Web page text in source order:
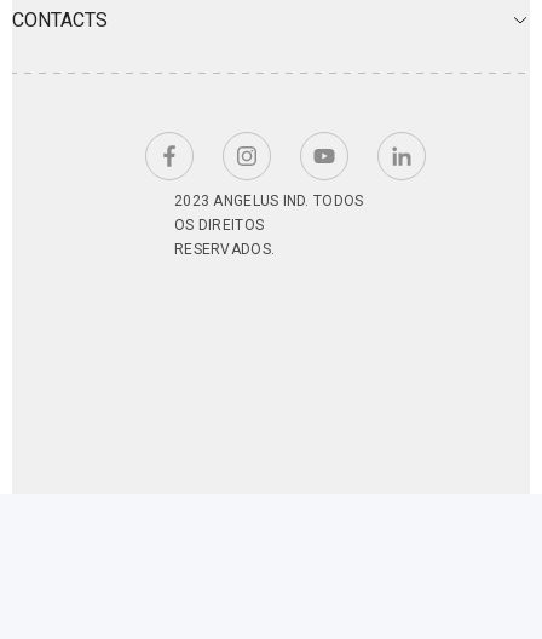
CONTACTS
2023 ANGELUS IND. TODOS
OS DIREITOS
RESERVADOS.